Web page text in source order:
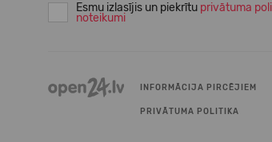
Esmu izlasījis un piekrītu privātuma
noteikumi
INFORMĀCIJA PIRCĒJIEM
PRIVĀTUMA POLITIKA